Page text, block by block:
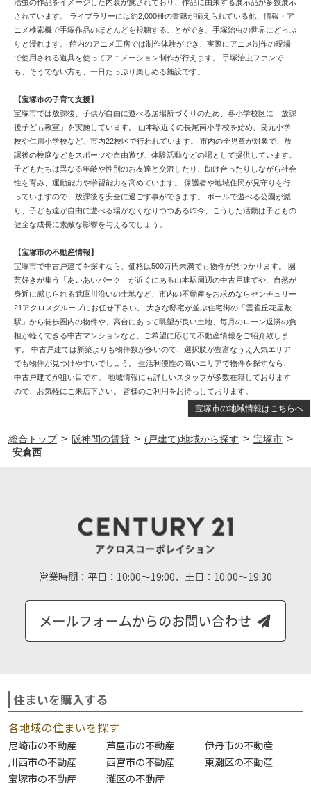
宝塚市の地域情報はこちらへ
治虫の作品をイメージした内装が施されており、作品に由来する展示品が多数展示
されています。 ライブラリーには約2,000冊の書籍が揃えられている他、情報・ア
ニメ検索機で手塚作品のほとんどを視聴することができ、手塚治虫の世界にどっぷ
りと浸れます。 館内のアニメ工房では制作体験ができ、実際にアニメ制作の現場
で使用される道具を使ってアニメーション制作が行えます。 手塚治虫ファンで
も、そうでない方も、一日たっぷり楽しめる施設です。
【宝塚市の子育て支援】
宝塚市では放課後、子供が自由に遊べる居場所づくりのため、各小学校区に「放課
後子ども教室」を実施しています。 山本駅近くの長尾南小学校を始め、良元小学
校や仁川小学校など、市内22校区で行われています。 市内の全児童が対象で、放
課後の校庭などをスポーツや自由遊び、体験活動などの場として提供しています。
子どもたちは異なる年齢や性別のお友達と交流したり、助け合ったりしながら社会
性を育み、運動能力や学習能力を高めています。 保護者や地域住民が見守りを行
っていますので、放課後を安全に過ごす事ができます。 ボールで遊べる公園が減
り、子ども達が自由に遊べる場がなくなりつつある昨今、こうした活動は子どもの
健全な成長に素敵な影響を与えるでしょう。
【宝塚市の不動産情報】
宝塚市で中古戸建てを探すなら、価格は500万円未満でも物件が見つかります。 園
芸好きが集う「あいあいパーク」が近くにある山本駅周辺の中古戸建てや、自然が
身近に感じられる武庫川沿いの土地など、市内の不動産をお求めならセンチュリー
21アクロスグループにお任せ下さい。 大きな邸宅が並ぶ住宅街の「雲雀丘花屋敷
駅」から徒歩圏内の物件や、高台にあって眺望が良い土地、毎月のローン返済の負
担が軽くできる中古マンションなど、ご希望に応じて不動産情報をご紹介致しま
す。 中古戸建ては新築よりも物件数が多いので、選択肢が豊富なうえ人気エリア
でも物件が見つけやすいでしょう。 生活利便性の高いエリアで物件を探すなら、
中古戸建てが狙い目です。 地域情報にも詳しいスタッフが多数在籍しております
ので、お気軽にご来店下さい。 皆様のご利用をお待ちしております。
総合トップ > 阪神間の賃貸 > (戸建て)地域から探す > 宝塚市 >
安倉西
営業時間： 平日：10:00～19:00、土日：10:00～19:30
住まいを購入する
各地域の住まいを探す
尼崎市の不動産 芦屋市の不動産
伊丹市の不動産
川西市の不動産
西宮市の不動産
東灘区の不動産
宝塚市の不動産
灘区の不動産